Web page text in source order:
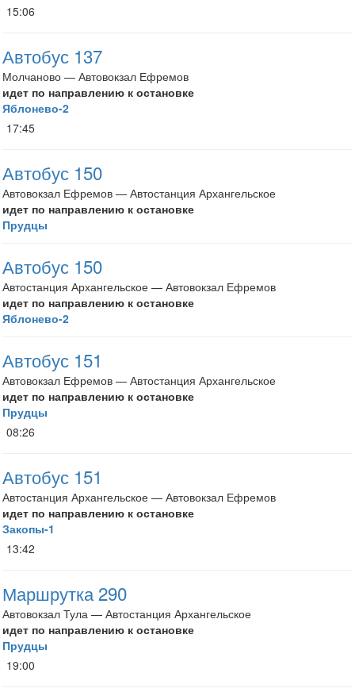
15:06
Автобус 137
Молчаново — Автовокзал Ефремов
идет по направлению к остановке
Яблонево-2
17:45
Автобус 150
Автовокзал Ефремов — Автостанция Архангельское
идет по направлению к остановке
Прудцы
Автобус 150
Автостанция Архангельское — Автовокзал Ефремов
идет по направлению к остановке
Яблонево-2
Автобус 151
Автовокзал Ефремов — Автостанция Архангельское
идет по направлению к остановке
Прудцы
08:26
Автобус 151
Автостанция Архангельское — Автовокзал Ефремов
идет по направлению к остановке
Закопы-1
13:42
Маршрутка 290
Автовокзал Тула — Автостанция Архангельское
идет по направлению к остановке
Прудцы
19:00